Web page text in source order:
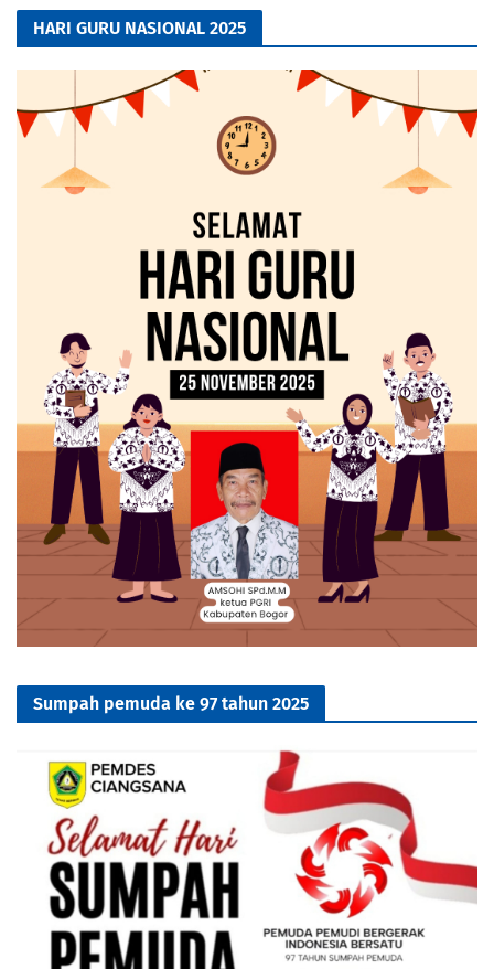
HARI GURU NASIONAL 2025
Sumpah pemuda ke 97 tahun 2025